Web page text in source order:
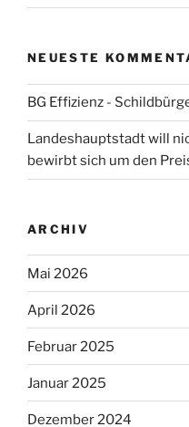
NEUESTE
BG Effizienz -
Landeshauptstadt will
bewirbt sich um den
ARCHIV
Mai 2026
April 2026
Februar 2025
Januar 2025
Dezember 2024